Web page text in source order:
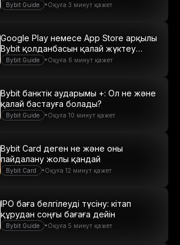
Bybit Guide •Оқуға 3 минут қажет
Bybit Guide •Оқуға 6 минут қажет
Google Play немесе App Store арқылы
Bybit қолданбасын қалай жүктеу
керек
Bybit Guide •Оқуға 10 минут қажет
Bybit банктік аударымы +: Ол не және
қалай бастауға болады?
Bybit Card •Оқуға 12 минут қажет
Bybit Card деген не және оны
пайдалану жолы қандай
Bybit Guide •Оқуға 5 минут қажет
IPO баға белгілеуді түсіну: кітап
құрудан соңғы бағаға дейін